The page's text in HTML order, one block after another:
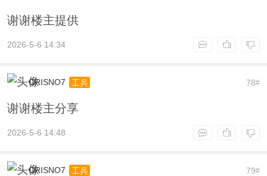
谢谢楼主提供
2026-5-6 14:34
78#
CRISNO7 工兵
谢谢楼主分享
2026-5-6 14:48
79#
CRISNO7 工兵